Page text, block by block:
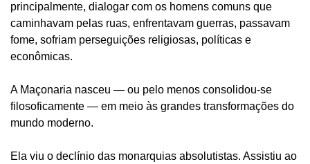
principalmente, dialogar com os homens comuns que
caminhavam pelas ruas, enfrentavam guerras, passavam
fome, sofriam perseguições religiosas, políticas e
econômicas.
A Maçonaria nasceu — ou pelo menos consolidou-se
filosoficamente — em meio às grandes transformações do
mundo moderno.
Ela viu o declínio das monarquias absolutistas. Assistiu ao